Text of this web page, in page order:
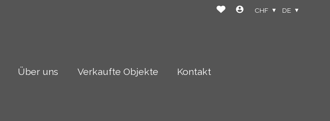
Über uns Verkaufte Objekte Kontakt
CHF DE